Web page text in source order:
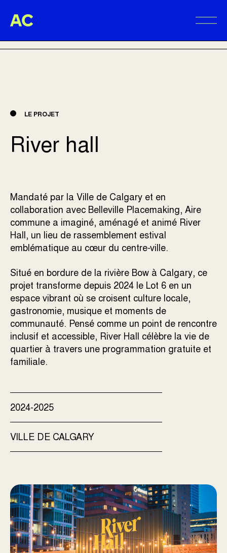
Aire Commune
LE PROJET
River hall
2024-2025
VILLE DE CALGARY
Mandaté par la Ville de Calgary et en
collaboration avec Belleville Placemaking, Aire
commune a imaginé, aménagé et animé River
Hall, un lieu de rassemblement estival
emblématique au cœur du centre-ville.
Situé en bordure de la rivière Bow à Calgary, ce
projet transforme depuis 2024 le Lot 6 en un
espace vibrant où se croisent culture locale,
gastronomie, musique et moments de
communauté. Pensé comme un point de rencontre
inclusif et accessible, River Hall célèbre la vie de
quartier à travers une programmation gratuite et
familiale.